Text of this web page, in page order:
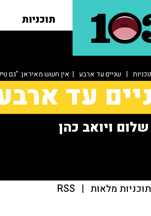
תוכניות
| שניים עד ארבע | אין חשש מאיראן: "גם
עד
ויואב כהן
תוכניות מלאות |
RSS